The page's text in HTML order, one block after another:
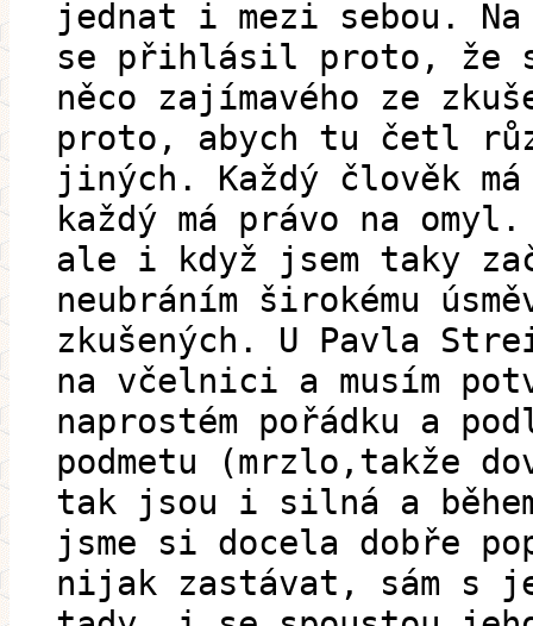
jednat i mezi sebou.
se přihlásil proto, že
něco zajímavého ze
proto, abych tu četl
jiných. Každý člověk
každý má právo na
ale i když jsem taky
neubráním širokému
zkušených. U Pavla
na včelnici a musím
naprostém pořádku a
podmetu (mrzlo,takže
tak jsou i silná a
jsme si docela dobře
nijak zastávat, sám s